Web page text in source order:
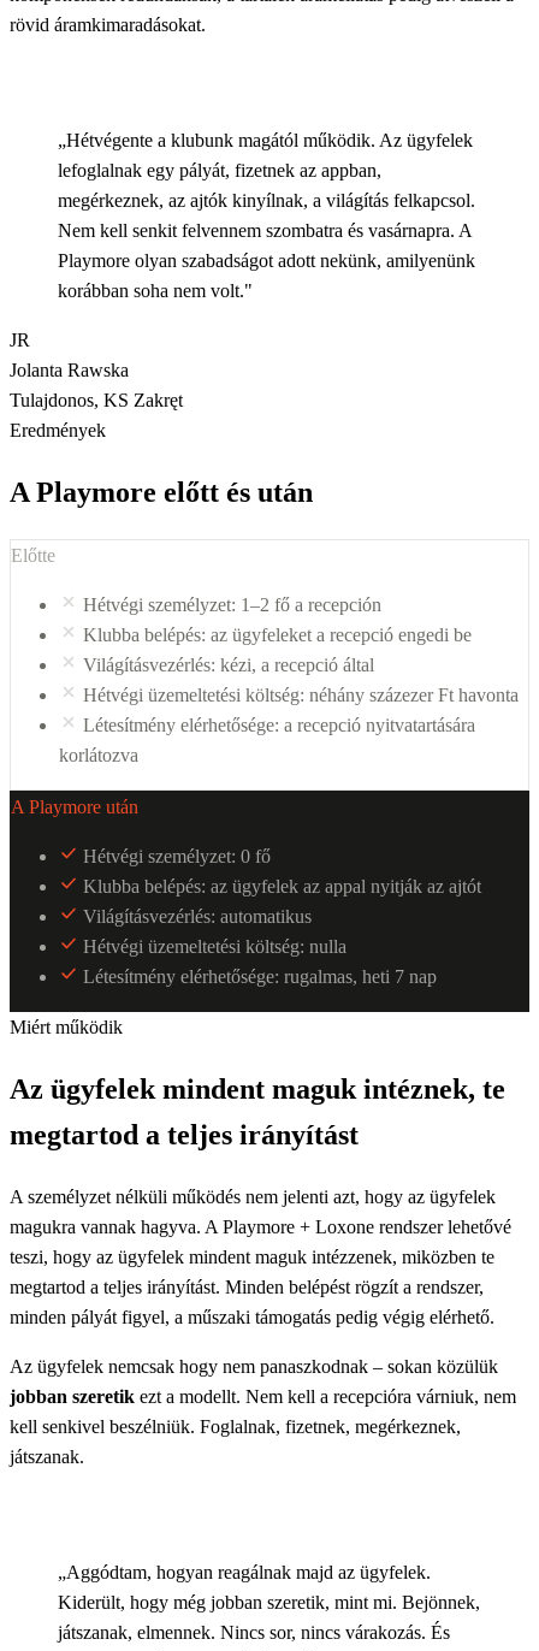
rövid áramkimaradásokat.
„Hétvégente a klubunk magától működik. Az ügyfelek
lefoglalnak egy pályát, fizetnek az appban,
megérkeznek, az ajtók kinyílnak, a világítás felkapcsol.
Nem kell senkit felvennem szombatra és vasárnapra. A
Playmore olyan szabadságot adott nekünk, amilyenünk
korábban soha nem volt."
JR
Jolanta Rawska
Tulajdonos, KS Zakręt
Eredmények
A Playmore előtt és után
Előtte
Hétvégi személyzet: 1–2 fő a recepción
Klubba belépés: az ügyfeleket a recepció engedi be
Világításvezérlés: kézi, a recepció által
Hétvégi üzemeltetési költség: néhány százezer Ft havonta
Létesítmény elérhetősége: a recepció nyitvatartására
korlátozva
A Playmore után
Hétvégi személyzet: 0 fő
Klubba belépés: az ügyfelek az appal nyitják az ajtót
Világításvezérlés: automatikus
Hétvégi üzemeltetési költség: nulla
Létesítmény elérhetősége: rugalmas, heti 7 nap
Miért működik
Az ügyfelek mindent maguk intéznek, te
megtartod a teljes irányítást
A személyzet nélküli működés nem jelenti azt, hogy az ügyfelek
magukra vannak hagyva. A Playmore + Loxone rendszer lehetővé
teszi, hogy az ügyfelek mindent maguk intézzenek, miközben te
megtartod a teljes irányítást. Minden belépést rögzít a rendszer,
minden pályát figyel, a műszaki támogatás pedig végig elérhető.
Az ügyfelek nemcsak hogy nem panaszkodnak – sokan közülük
jobban szeretik ezt a modellt. Nem kell a recepcióra várniuk, nem
kell senkivel beszélniük. Foglalnak, fizetnek, megérkeznek,
játszanak.
„Aggódtam, hogyan reagálnak majd az ügyfelek.
Kiderült, hogy még jobban szeretik, mint mi. Bejönnek,
játszanak, elmennek. Nincs sor, nincs várakozás. És